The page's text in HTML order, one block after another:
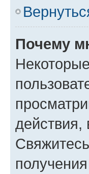
Почему